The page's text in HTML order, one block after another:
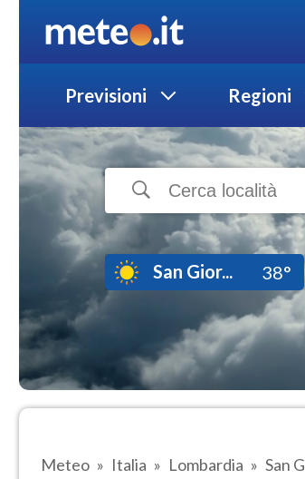
Previsioni Regioni
San Gior... 38°
Meteo Italia Lombardia San